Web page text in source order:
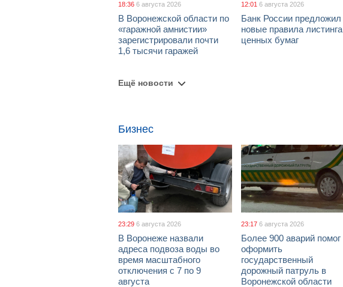
18:36 6 августа 2026
В Воронежской области по
«гаражной амнистии»
зарегистрировали почти
1,6 тысячи гаражей
12:01 6 августа 2026
Банк России предложил
новые правила листинга
ценных бумаг
Ещё новости
Бизнес
23:29 6 августа 2026
В Воронеже назвали
адреса подвоза воды во
время масштабного
отключения с 7 по 9
августа
23:17 6 августа 2026
Более 900 аварий помог
оформить
государственный
дорожный патруль в
Воронежской области